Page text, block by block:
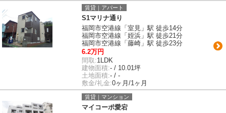
賃貸｜アパート
S1マリナ通り
福岡市空港線「室見」駅 徒歩14分
福岡市空港線「姪浜」駅 徒歩21分
福岡市空港線「藤崎」駅 徒歩23分
6.2万円
間取:1LDK
建物面積:- / 10.01坪
土地面積:- / -
敷金/礼金:0ヶ月/1ヶ月
賃貸｜マンション
マイコーポ愛宕